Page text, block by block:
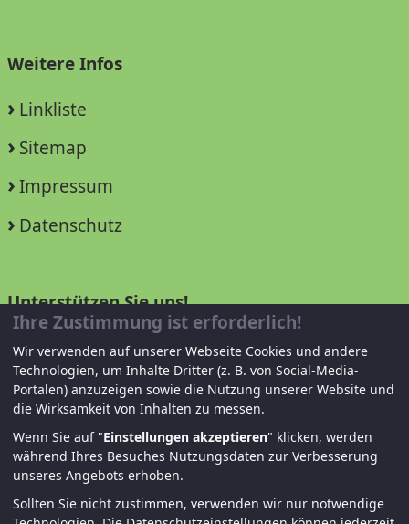
Weitere Infos
Linkliste
Sitemap
Impressum
Datenschutz
Unterstützen Sie uns!
Mitglied werden
Spenden und helfen
Ihre Zustimmung ist erforderlich!
Wir verwenden auf unserer Webseite Cookies und andere
Technologien, um Inhalte Dritter (z. B. von Social-Media-
Portalen) anzuzeigen sowie die Nutzung unserer Website und
die Wirksamkeit von Inhalten zu messen.
Wenn Sie auf "Einstellungen akzeptieren" klicken, werden
während Ihres Besuches Nutzungsdaten zur Verbesserung
unseres Angebots erhoben.
Sollten Sie nicht zustimmen, verwenden wir nur notwendige